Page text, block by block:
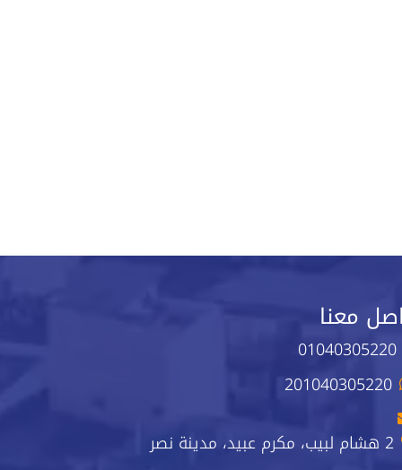
معنا
01040305220
201040305220
2 هشام لبيب، مكرم عبيد، مدينة نصر